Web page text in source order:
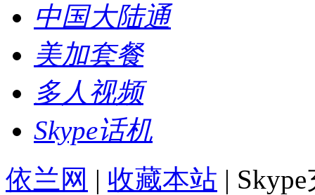
中国大陆通
美加套餐
多人视频
Skype话机
依兰网 | 收藏本站 |